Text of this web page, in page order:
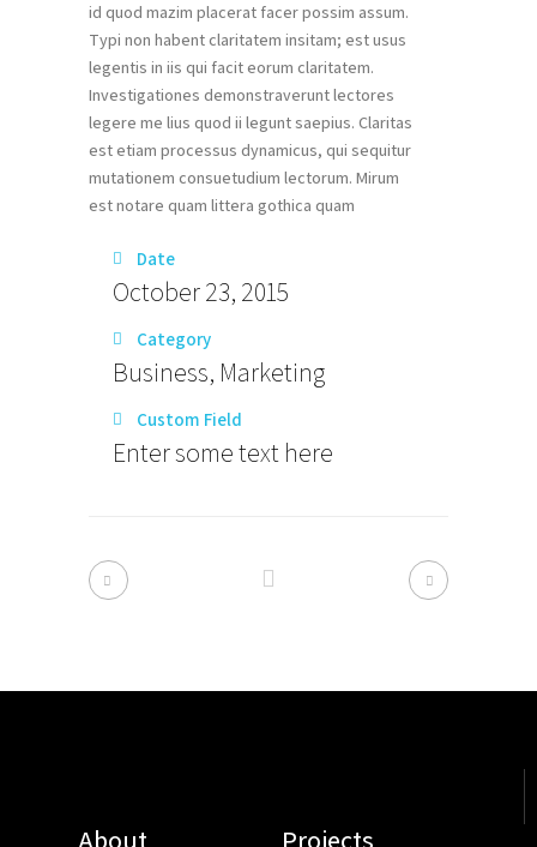
id quod mazim placerat facer possim assum.
Typi non habent claritatem insitam; est usus
legentis in iis qui facit eorum claritatem.
Investigationes demonstraverunt lectores
legere me lius quod ii legunt saepius. Claritas
est etiam processus dynamicus, qui sequitur
mutationem consuetudium lectorum. Mirum
est notare quam littera gothica quam
Date
October 23, 2015
Category
Business, Marketing
Custom Field
Enter some text here
About Projects